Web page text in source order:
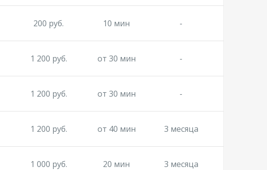
200 руб. 10 мин -
1 200 руб. от 30 мин -
1 200 руб. от 30 мин -
1 200 руб. от 40 мин 3 месяца
1 000 руб. 20 мин 3 месяца